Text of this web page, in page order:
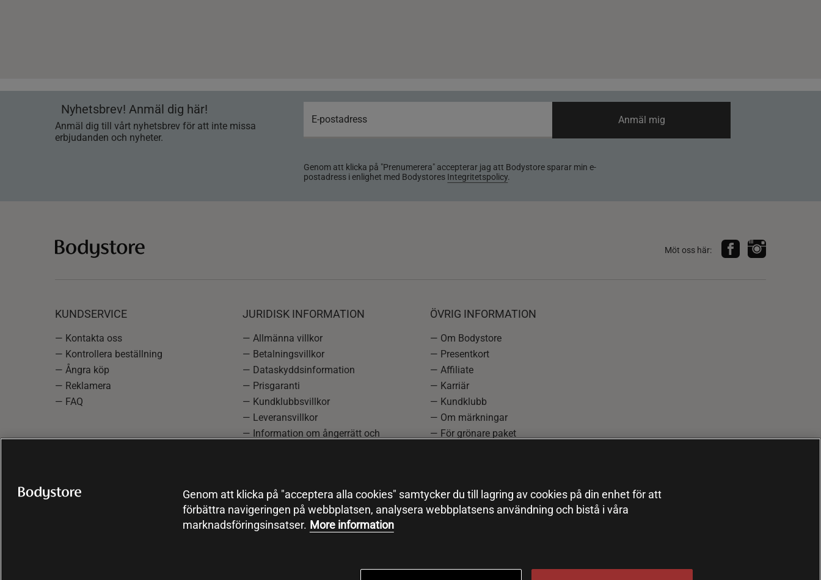
Nyhetsbrev! Anmäl dig här!
Anmäl dig till vårt nyhetsbrev för att inte missa
erbjudanden och nyheter.
Genom att klicka på "Prenumerera" accepterar jag att Bodystore sparar min e-
postadress i enlighet med Bodystores Integritetspolicy.
Anmäl mig
Möt oss här:
KUNDSERVICE
— Kontakta oss
— Kontrollera beställning
— Ångra köp
— Reklamera
— FAQ
JURIDISK INFORMATION
— Allmänna villkor
— Betalningsvillkor
— Dataskyddsinformation
— Prisgaranti
— Kundklubbsvillkor
— Leveransvillkor
— Information om ångerrätt och
ÖVRIG INFORMATION
— Om Bodystore
— Presentkort
— Affiliate
— Karriär
— Kundklubb
— Om märkningar
— För grönare paket
Genom att klicka på "acceptera alla cookies" samtycker du till lagring av cookies på din enhet för att
förbättra navigeringen på webbplatsen, analysera webbplatsens användning och bistå i våra
marknadsföringsinsatser. More information